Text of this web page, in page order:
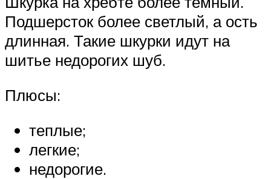
Подшерсток более светлый, а ость
длинная. Такие шкурки идут на
шитье недорогих шуб.
Плюсы:
теплые;
легкие;
недорогие.